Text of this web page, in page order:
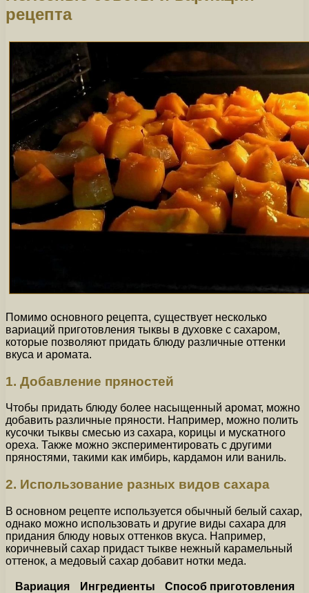
рецепта
Помимо основного рецепта, существует несколько
вариаций приготовления тыквы в духовке с сахаром,
которые позволяют придать блюду различные оттенки
вкуса и аромата.
1. Добавление пряностей
Чтобы придать блюду более насыщенный аромат, можно
добавить различные пряности. Например, можно полить
кусочки тыквы смесью из сахара, корицы и мускатного
ореха. Также можно экспериментировать с другими
пряностями, такими как имбирь, кардамон или ваниль.
2. Использование разных видов сахара
В основном рецепте используется обычный белый сахар,
однако можно использовать и другие виды сахара для
придания блюду новых оттенков вкуса. Например,
коричневый сахар придаст тыкве нежный карамельный
оттенок, а медовый сахар добавит нотки меда.
Вариация Ингредиенты Способ приготовления